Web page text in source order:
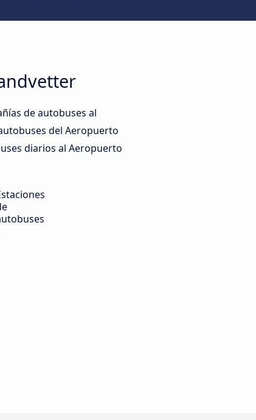
de autobuses al
del Aeropuerto
diarios al Aeropuerto